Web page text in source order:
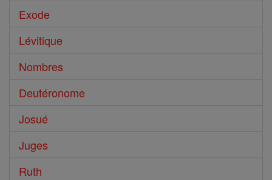
Exode
Lévitique
Nombres
Deutéronome
Josué
Juges
Ruth